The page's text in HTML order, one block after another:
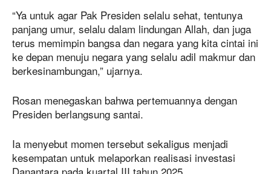
“Ya untuk agar Pak Presiden selalu sehat, tentunya
panjang umur, selalu dalam lindungan Allah, dan juga
terus memimpin bangsa dan negara yang kita cintai ini
ke depan menuju negara yang selalu adil makmur dan
berkesinambungan,” ujarnya.
Rosan menegaskan bahwa pertemuannya dengan
Presiden berlangsung santai.
Ia menyebut momen tersebut sekaligus menjadi
kesempatan untuk melaporkan realisasi investasi